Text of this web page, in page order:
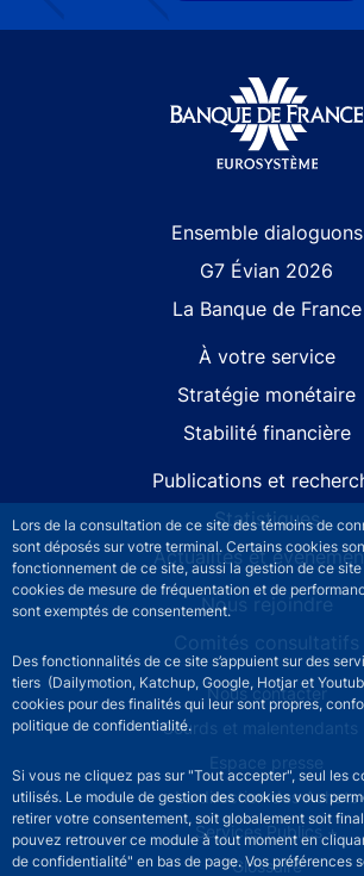
Lors de la consultation de ce site des témoins de
sont déposés sur votre terminal. Certains cookies
fonctionnement de ce site, aussi la gestion de ce
cookies de mesure de fréquentation et de
sont exemptés de consentement.
Des fonctionnalités de ce site s’appuient sur des
tiers (Dailymotion, Katchup, Google, Hotjar et
cookies pour des finalités qui leur sont propres,
politique de confidentialité.
Si vous ne cliquez pas sur "Tout accepter", seul les
utilisés. Le module de gestion des cookies vous
retirer votre consentement, soit globalement soit
pouvez retrouver ce module à tout moment en
de confidentialité" en bas de page. Vos préférences
Ensemble dialoguons
G7 Évian 2026
La Banque de France
À votre service
Stratégie monétaire
Stabilité financière
Publications et
Statistiques
Actualités et
Nous rejoindre
Comités consultatifs
Footer secondary menuNous contacter
Sourds et malentendants
Espace presse
La direction des Achats
Services Publics +
Glossaire